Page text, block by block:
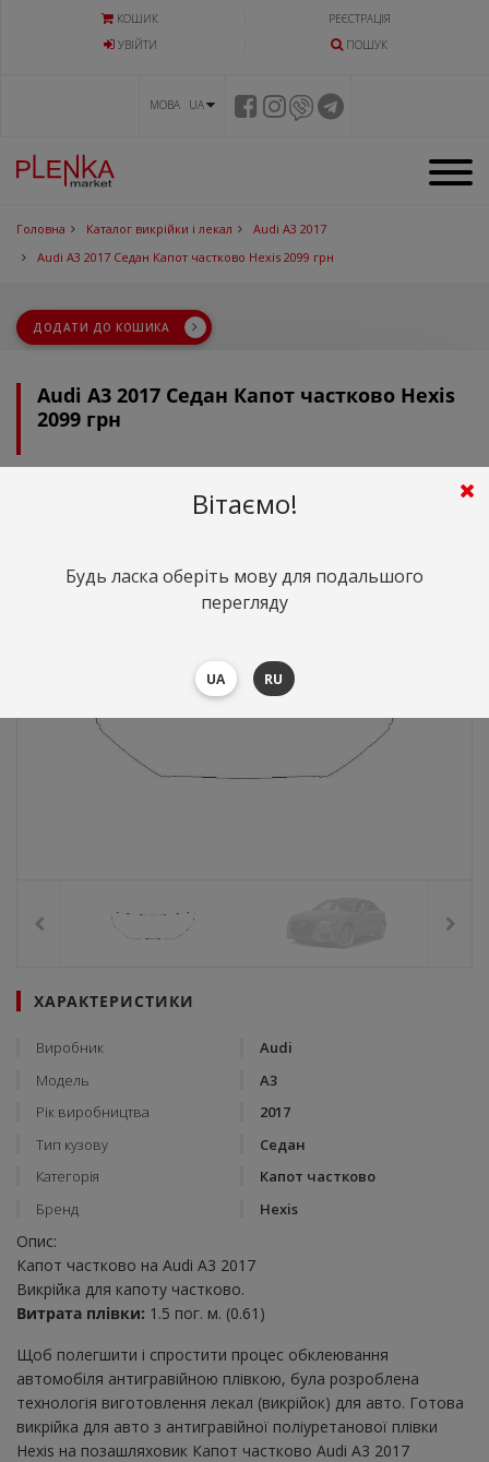
КОШИК
РЕЄСТРАЦІЯ
УВIЙТИ
ПОШУК
МОВА UA
Головна Каталог викрійки і лекал
Audi A3 2017
Audi A3 2017 Седан Капот частково Hexis 2099 грн
ДОДАТИ ДО КОШИКА
Audi A3 2017 Седан Капот частково Hexis
2099 грн
грн. ($45.68)
ХАРАКТЕРИСТИКИ
Виробник
Audi
Модель
A3
Рік виробництва
2017
Тип кузову
Седан
Категорія
Капот частково
Бренд
Hexis
Опис:
Капот частково на Audi A3 2017
Викрійка для капоту частково.
Витрата плівки: 1.5 пог. м. (0.61)
Щоб полегшити і спростити процес обклеювання
автомобіля антигравійною плівкою, була розроблена
технологія виготовлення лекал (викрійок) для авто. Готова
викрійка для авто з антигравійної поліуретанової плівки
Hexis на позашляховик Капот частково Audi A3 2017
Вітаємо!
Будь ласка оберіть мову для подальшого
перегляду
UA RU